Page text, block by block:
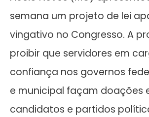
semana um projeto de lei
vingativo no Congresso. A
proibir que servidores em
confiança nos governos
e municipal façam doações
candidatos e partidos